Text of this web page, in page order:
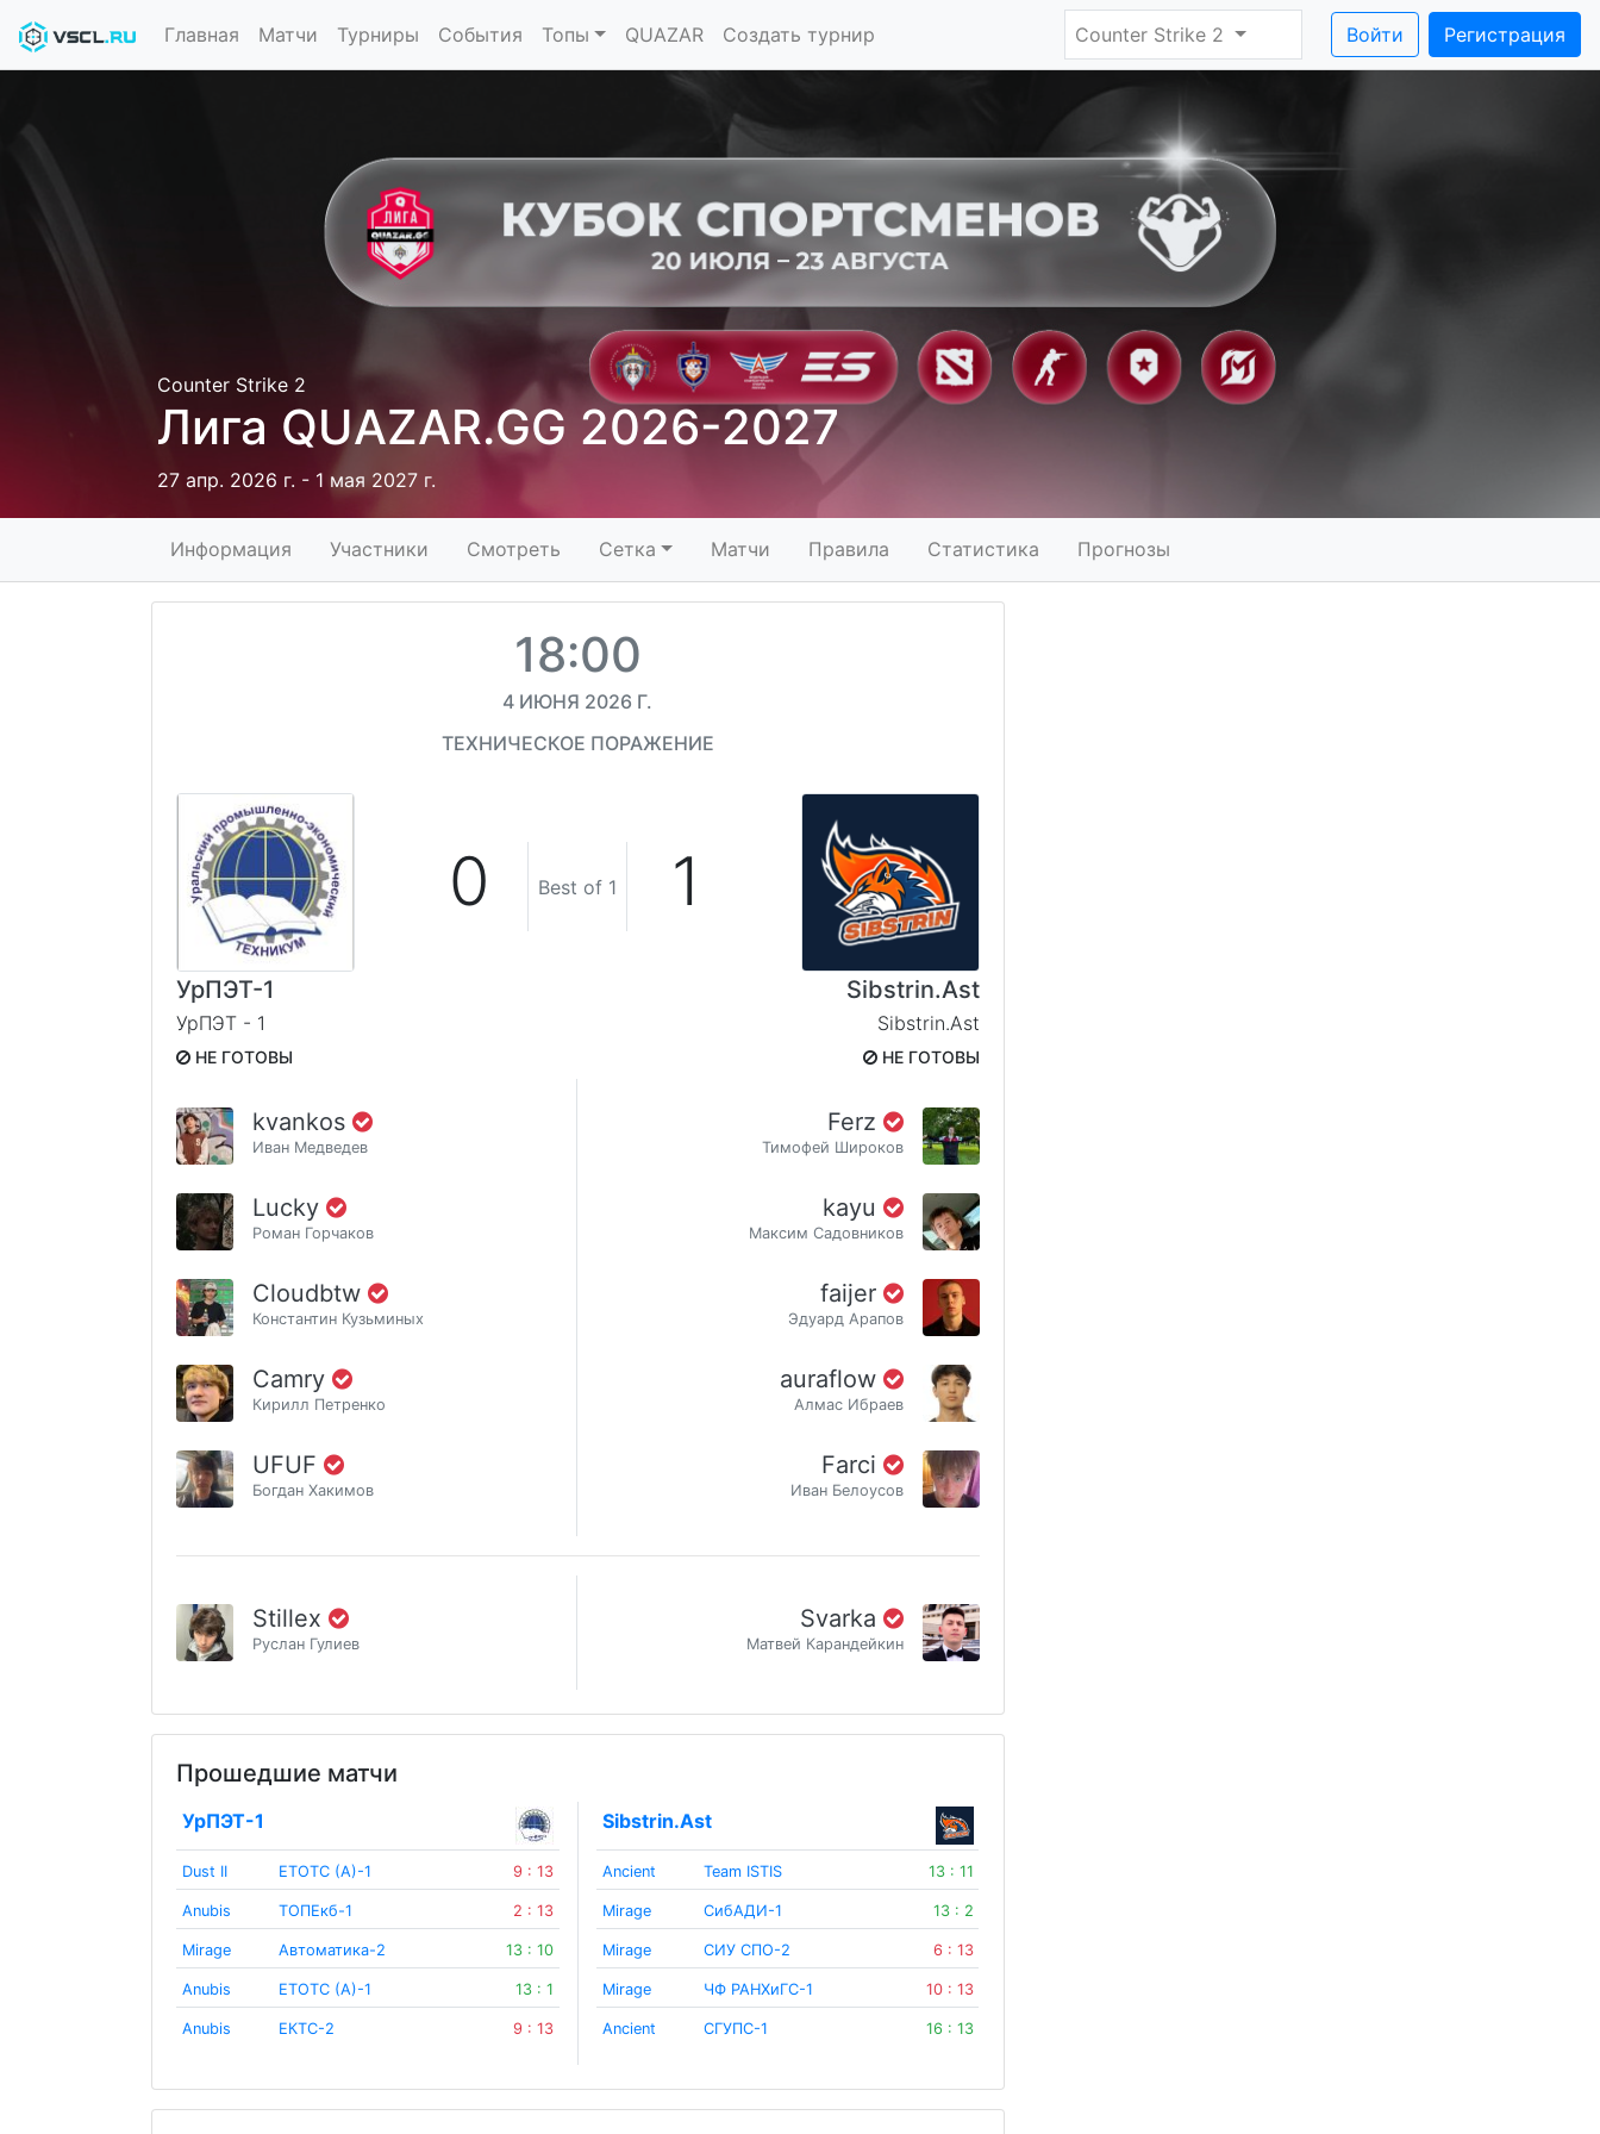
Главная Матчи Турниры События Топы QUAZAR Создать турнир Counter Strike 2 Войти Регистрация
Counter Strike 2
Лига QUAZAR.GG 2026-2027
27 апр. 2026 г. - 1 мая 2027 г.
Информация Участники Смотреть Сетка Матчи Правила Статистика Прогнозы
18:00
4 ИЮНЯ 2026 Г.
ТЕХНИЧЕСКОЕ ПОРАЖЕНИЕ
0 Best of 1 1
УрПЭТ-1
УрПЭТ - 1
НЕ ГОТОВЫ
Sibstrin.Ast
Sibstrin.Ast
НЕ ГОТОВЫ
kvankos
Иван Медведев
Lucky
Роман Горчаков
Cloudbtw
Константин Кузьминых
Camry
Кирилл Петренко
UFUF
Богдан Хакимов
Ferz
Тимофей Широков
kayu
Максим Садовников
faijer
Эдуард Арапов
auraflow
Алмас Ибраев
Farci
Иван Белоусов
Stillex
Руслан Гулиев
Svarka
Матвей Карандейкин
Прошедшие матчи
УрПЭТ-1
Dust II ЕТОТС (А)-1 9 : 13
Anubis ТОПЕкб-1 2 : 13
Mirage Автоматика-2 13 : 10
Anubis ЕТОТС (А)-1 13 : 1
Anubis ЕКТС-2 9 : 13
Sibstrin.Ast
Ancient Team ISTIS 13 : 11
Mirage СибАДИ-1 13 : 2
Mirage СИУ СПО-2 6 : 13
Mirage ЧФ РАНХиГС-1 10 : 13
Ancient СГУПС-1 16 : 13